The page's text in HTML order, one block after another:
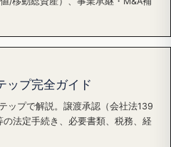
ップ完全ガイド
ップで解説。譲渡承認（会社法139
法定手続き、必要書類、税務、経